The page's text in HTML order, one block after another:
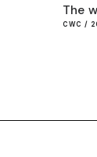
The
CWC /